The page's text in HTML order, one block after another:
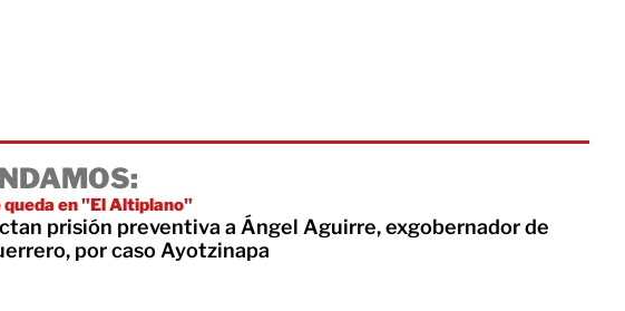
queda en "El Altiplano"
prisión preventiva a Ángel Aguirre, exgobernador de
por caso Ayotzinapa